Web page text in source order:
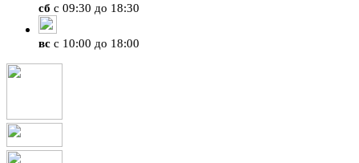
сб с 09:30 до 18:30
вс с 10:00 до 18:00